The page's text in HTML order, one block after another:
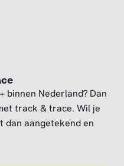
binnen Nederland? Dan
track & trace. Wil je
dan aangetekend en